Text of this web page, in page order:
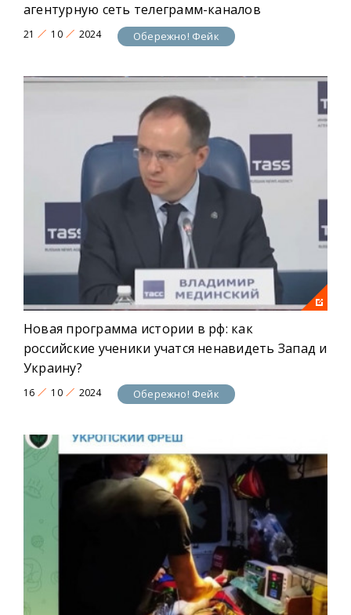
агентурную сеть телеграмм-каналов
21 10 2024 Обережно! Фейк
Новая программа истории в рф: как
российские ученики учатся ненавидеть Запад и
Украину?
16 10 2024 Обережно! Фейк